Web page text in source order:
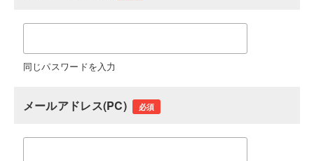
同じパスワードを入力
メールアドレス(PC) 必須